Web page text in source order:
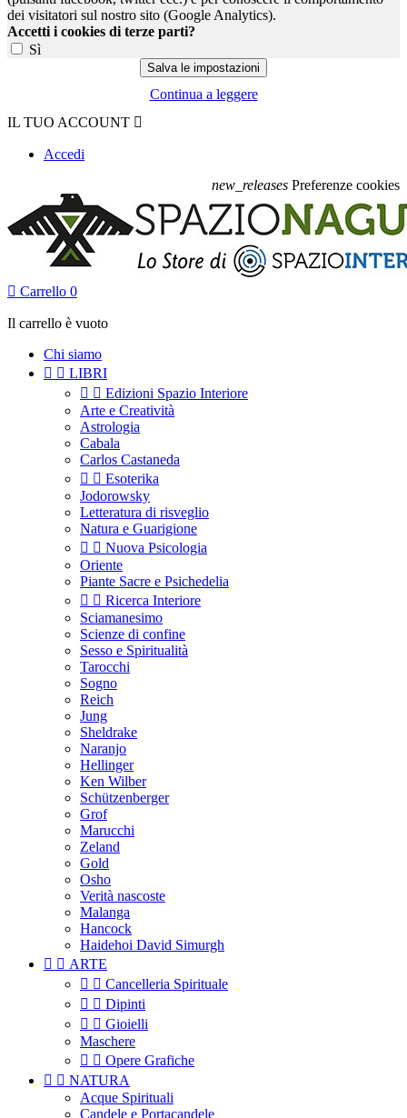
dei visitatori sul nostro sito (Google Analytics).
Accetti i cookies di terze parti?
Sì
Continua a leggere
IL TUO ACCOUNT 
Accedi
new_releases Preferenze cookies
 Carrello 0
Il carrello è vuoto
Chi siamo
  LIBRI
  Edizioni Spazio Interiore
Arte e Creatività
Astrologia
Cabala
Carlos Castaneda
  Esoterika
Jodorowsky
Letteratura di risveglio
Natura e Guarigione
  Nuova Psicologia
Oriente
Piante Sacre e Psichedelia
  Ricerca Interiore
Sciamanesimo
Scienze di confine
Sesso e Spiritualità
Tarocchi
Sogno
Reich
Jung
Sheldrake
Naranjo
Hellinger
Ken Wilber
Schützenberger
Grof
Marucchi
Zeland
Gold
Osho
Verità nascoste
Malanga
Hancock
Haidehoi David Simurgh
  ARTE
  Cancelleria Spirituale
  Dipinti
  Gioielli
Maschere
  Opere Grafiche
  NATURA
Acque Spirituali
Candele e Portacandele